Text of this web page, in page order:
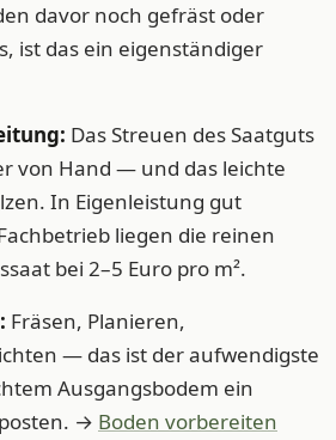
davor noch gefräst oder
ist das ein eigenständiger
Das Streuen des Saatguts
von Hand — und das leichte
In Eigenleistung gut
liegen die reinen
bei 2–5 Euro pro m².
Fräsen, Planieren,
— das ist der aufwendigste
Ausgangsbodem ein
→ Boden vorbereiten